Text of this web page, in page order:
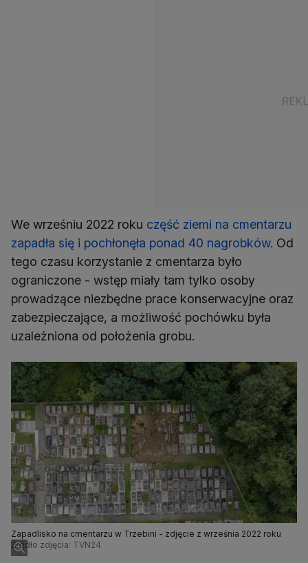
We wrześniu 2022 roku część ziemi na cmentarzu
zapadła się i pochłonęła ponad 40 nagrobków. Od
tego czasu korzystanie z cmentarza było
ograniczone - wstęp miały tam tylko osoby
prowadzące niezbędne prace konserwacyjne oraz
zabezpieczające, a możliwość pochówku była
uzależniona od położenia grobu.
Zapadlisko na cmentarzu w Trzebini - zdjęcie z września 2022 roku
Źródło zdjęcia: TVN24